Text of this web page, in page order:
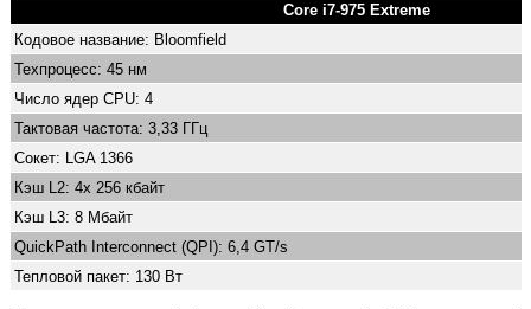
Core i7-975 Extreme
Кодовое название: Bloomfield
Техпроцесс: 45 нм
Число ядер CPU: 4
Тактовая частота: 3,33 ГГц
Сокет: LGA 1366
Кэш L2: 4x 256 кбайт
Кэш L3: 8 Мбайт
QuickPath Interconnect (QPI): 6,4 GT/s
Тепловой пакет: 130 Вт